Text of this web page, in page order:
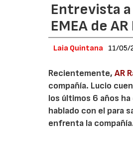
Entrevista
EMEA de
Laia Quintana 11/05/
Recientemente,AR
compañía. Lucio
los últimos 6 años
hablado con el para
enfrenta la